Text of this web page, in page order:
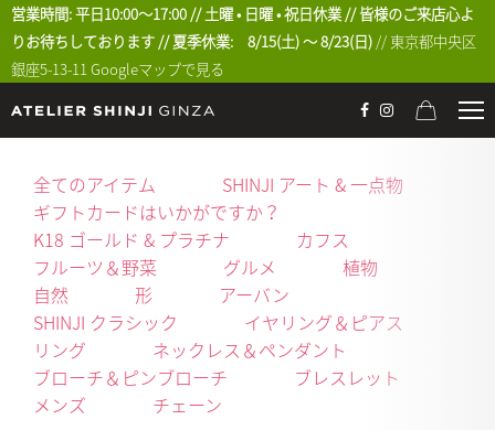
営業時間: 平日10:00〜17:00 // 土曜 • 日曜 • 祝日休業 // 皆様のご来店心よ
りお待ちしております // 夏季休業: 8/15(土) 〜 8/23(日) // 東京都中央区
銀座5-13-11Googleマップで見る
全てのアイテム
SHINJI アート & 一点物
ギフトカードはいかがですか？
K18 ゴールド & プラチナ
カフス
フルーツ＆野菜
グルメ
植物
自然
形
アーバン
SHINJI クラシック
イヤリング＆ピアス
リング
ネックレス＆ペンダント
ブローチ＆ピンブローチ
ブレスレット
メンズ
チェーン